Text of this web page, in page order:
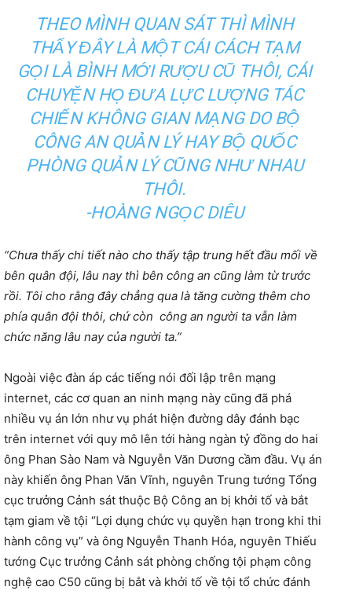
THEO MÌNH QUAN SÁT THÌ MÌNH
THẤY ĐÂY LÀ MỘT CÁI CÁCH TẠM
GỌI LÀ BÌNH MỚI RƯỢU CŨ THÔI, CÁI
CHUYỆN HỌ ĐƯA LỰC LƯỢNG TÁC
CHIẾN KHÔNG GIAN MẠNG DO BỘ
CÔNG AN QUẢN LÝ HAY BỘ QUỐC
PHÒNG QUẢN LÝ CŨNG NHƯ NHAU
THÔI.
-HOÀNG NGỌC DIÊU
“Chưa thấy chi tiết nào cho thấy tập trung hết đầu mối về
bên quân đội, lâu nay thì bên công an cũng làm từ trước
rồi. Tôi cho rằng đây chẳng qua là tăng cường thêm cho
phía quân đội thôi, chứ còn công an người ta vẫn làm
chức năng lâu nay của người ta.”
Ngoài việc đàn áp các tiếng nói đối lập trên mạng
internet, các cơ quan an ninh mạng này cũng đã phá
nhiều vụ án lớn như vụ phát hiện đường dây đánh bạc
trên internet với quy mô lên tới hàng ngàn tỷ đồng do hai
ông Phan Sào Nam và Nguyễn Văn Dương cầm đầu. Vụ án
này khiến ông Phan Văn Vĩnh, nguyên Trung tướng Tổng
cục trưởng Cảnh sát thuộc Bộ Công an bị khởi tố và bắt
tạm giam về tội “Lợi dụng chức vụ quyền hạn trong khi thi
hành công vụ” và ông Nguyễn Thanh Hóa, nguyên Thiếu
tướng Cục trưởng Cảnh sát phòng chống tội phạm công
nghệ cao C50 cũng bị bắt và khởi tố về tội tổ chức đánh